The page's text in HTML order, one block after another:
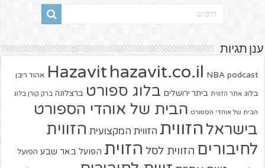
ענן תגיות
Hazavit hazavit.co.il NBA podcast אהוד ריבן
בלוג אתר הזווית ביתר ירושלים בלוג ספורט ברצלונה ברק קורן בלוג
הבית של אוהדי הספורט הבית של אוהדי הספורט
בישראל הזווית הזווית המקצועית הזווית
לחיבורים הזווית לסל הזוית הפועל באר שבע הפועל